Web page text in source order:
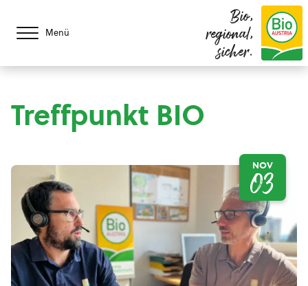
Menü
Bio,
regional,
sicher.
Treffpunkt BIO
NOV
03